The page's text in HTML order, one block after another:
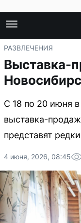
РАЗВЛЕЧЕНИЯ
Выставка-
С 18 по 20 июня
выставка-
представят
4 июня, 2026, 08:45